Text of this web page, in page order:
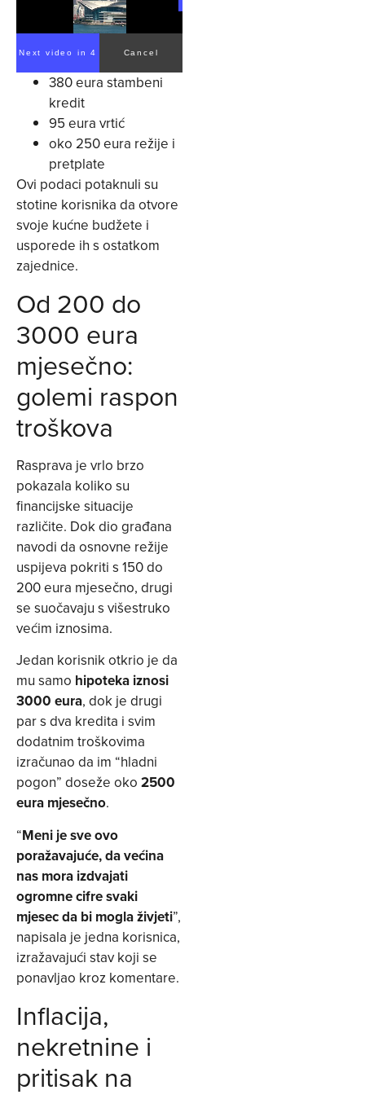
Next video in 3 Cancel
380 eura stambeni
kredit
95 eura vrtić
oko 250 eura režije i
pretplate
Ovi podaci potaknuli su
stotine korisnika da otvore
svoje kućne budžete i
usporede ih s ostatkom
zajednice.
Od 200 do
3000 eura
mjesečno:
golemi raspon
troškova
Rasprava je vrlo brzo
pokazala koliko su
financijske situacije
različite. Dok dio građana
navodi da osnovne režije
uspijeva pokriti s 150 do
200 eura mjesečno, drugi
se suočavaju s višestruko
većim iznosima.
Jedan korisnik otkrio je da
mu samo hipoteka iznosi
3000 eura, dok je drugi
par s dva kredita i svim
dodatnim troškovima
izračunao da im “hladni
pogon” doseže oko 2500
eura mjesečno.
“Meni je sve ovo
poražavajuće, da većina
nas mora izdvajati
ogromne cifre svaki
mjesec da bi mogla živjeti”,
napisala je jedna korisnica,
izražavajući stav koji se
ponavljao kroz komentare.
Inflacija,
nekretnine i
pritisak na